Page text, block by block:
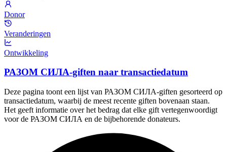
Donor
Veranderingen
Ontwikkeling
РАЗОМ СИЛА-giften naar transactiedatum
Deze pagina toont een lijst van РАЗОМ СИЛА-giften gesorteerd op
transactiedatum, waarbij de meest recente giften bovenaan staan.
Het geeft informatie over het bedrag dat elke gift vertegenwoordigt
voor de РАЗОМ СИЛА en de bijbehorende donateurs.